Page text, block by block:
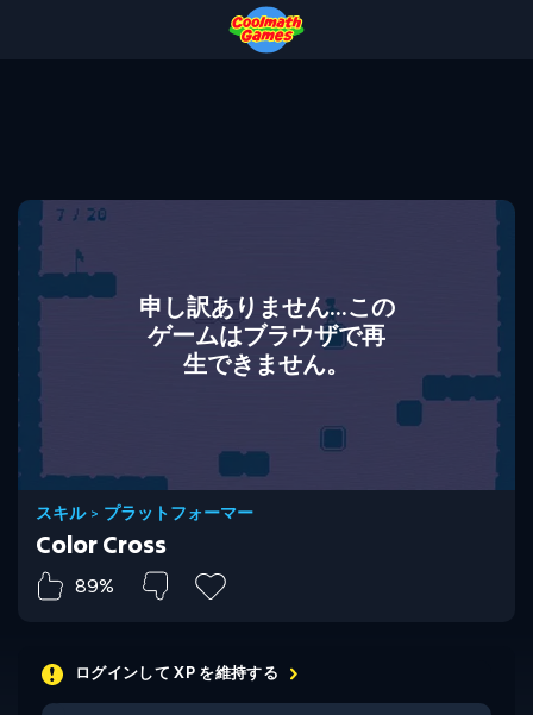
申し訳ありません...この
ゲームはブラウザで再
生できません。
スキル> プラットフォーマー
Color Cross
89%
ログインして XP を維持する